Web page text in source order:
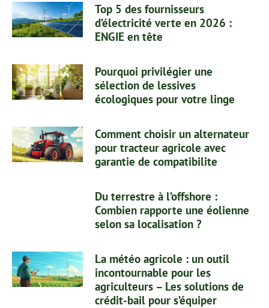
Top 5 des fournisseurs
d’électricité verte en 2026 :
ENGIE en tête
Pourquoi privilégier une
sélection de lessives
écologiques pour votre linge
Comment choisir un alternateur
pour tracteur agricole avec
garantie de compatibilite
Du terrestre à l’offshore :
Combien rapporte une éolienne
selon sa localisation ?
La météo agricole : un outil
incontournable pour les
agriculteurs – Les solutions de
crédit-bail pour s’équiper